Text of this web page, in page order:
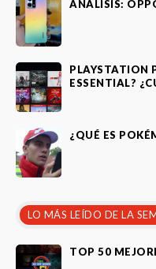
ANÁLISIS:
PLAYSTATION
ESSENTIAL?
¿QUÉ ES
LO MÁS LEÍDO DE LA
TOP 50